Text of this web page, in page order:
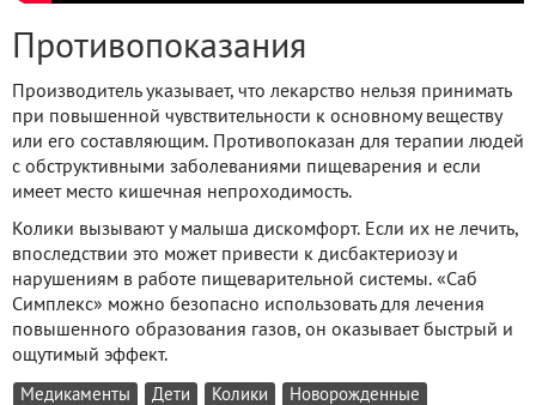
Противопоказания
Производитель указывает, что лекарство нельзя принимать
при повышенной чувствительности к основному веществу
или его составляющим. Противопоказан для терапии людей
с обструктивными заболеваниями пищеварения и если
имеет место кишечная непроходимость.
Колики вызывают у малыша дискомфорт. Если их не лечить,
впоследствии это может привести к дисбактериозу и
нарушениям в работе пищеварительной системы. «Саб
Симплекс» можно безопасно использовать для лечения
повышенного образования газов, он оказывает быстрый и
ощутимый эффект.
Медикаменты Дети Колики Новорожденные